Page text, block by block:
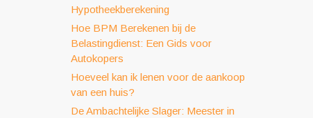
Hypotheekberekening
Hoe BPM Berekenen bij de
Belastingdienst: Een Gids voor
Autokopers
Hoeveel kan ik lenen voor de aankoop
van een huis?
De Ambachtelijke Slager: Meester in